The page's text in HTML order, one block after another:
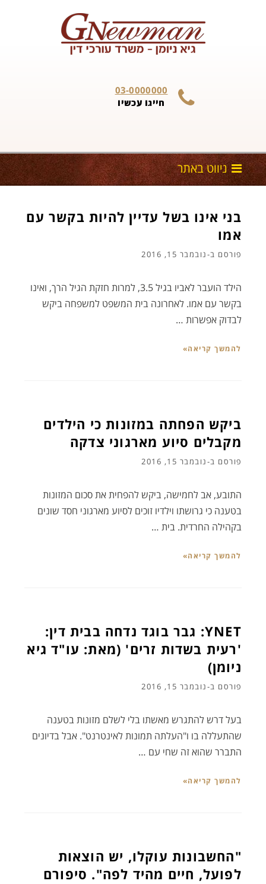
03-0000000
חייגו עכשיו
בני אינו בשל עדיין להיות בקשר עם
אמו
פורסם ב-נובמבר 15, 2016
הילד הועבר לאביו בגיל 3.5, למרות חזקת הגיל הרך, ואינו
בקשר עם אמו. לאחרונה בית המשפט למשפחה ביקש
לבדוק אפשרות …
להמשך קריאה»
ביקש הפחתה במזונות כי הילדים
מקבלים סיוע מארגוני צדקה
פורסם ב-נובמבר 15, 2016
התובע, אב לחמישה, ביקש להפחית את סכום המזונות
בטענה כי גרושתו וילדיו זוכים לסיוע מארגוני חסד שונים
בקהילה החרדית. בית …
להמשך קריאה»
YNET: גבר בוגד נדחה בבית דין:
'רעית בשדות זרים' (מאת: עו"ד גיא
ניומן)
פורסם ב-נובמבר 15, 2016
בעל דרש להתגרש מאשתו בלי לשלם מזונות בטענה
שהתעללה בו ו"העלתה תמונות לאינטרנט". אבל בדיונים
התברר שהוא זה שחי עם …
להמשך קריאה»
"החשבונות עוקלו, יש הוצאות
לפועל, חיים מהיד לפה". סיפורם